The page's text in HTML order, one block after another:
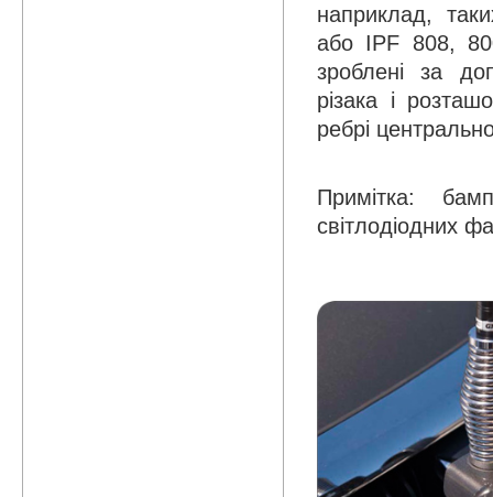
наприклад,
або IPF 808,
зроблені за
різака і
ребрі
Примітка:
світлодіодних